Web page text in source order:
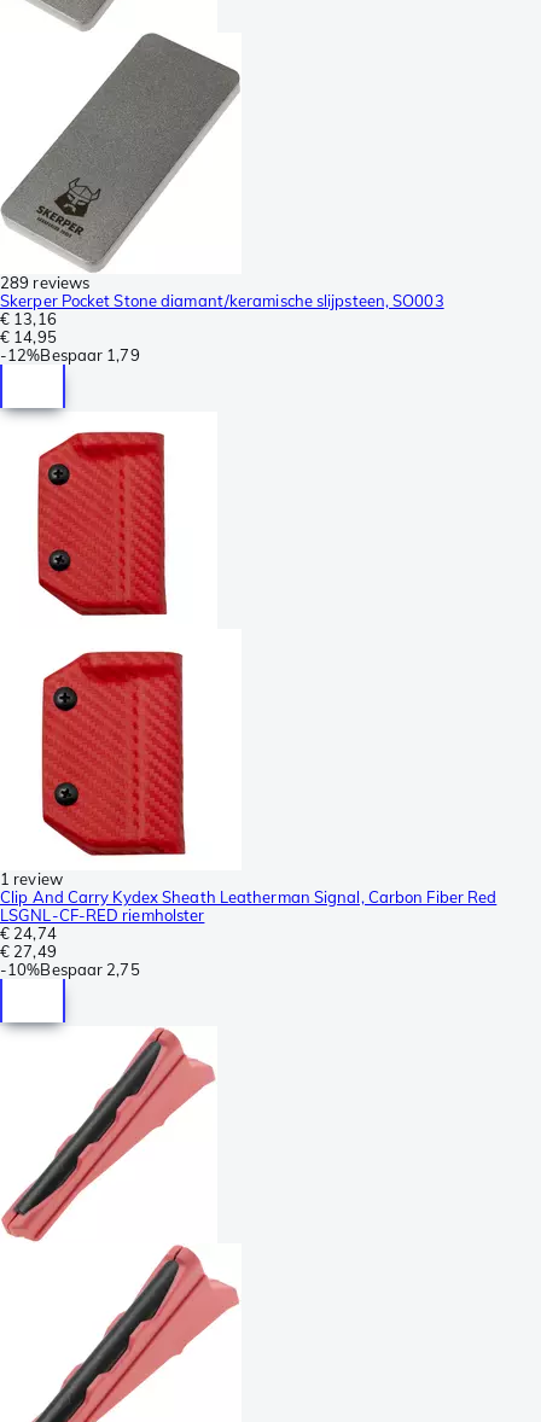
289 reviews
Skerper Pocket Stone diamant/keramische slijpsteen, SO003
€ 13,16
€ 14,95
-12%Bespaar 1,79
1 review
Clip And Carry Kydex Sheath Leatherman Signal, Carbon Fiber Red
LSGNL-CF-RED riemholster
€ 24,74
€ 27,49
-10%Bespaar 2,75